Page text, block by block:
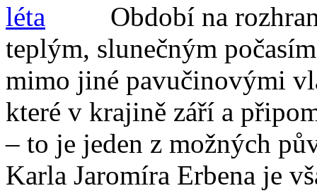
Období na
teplým, slunečným
mimo jiné pavučinovými
které v krajině září a
– to je jeden z možných
Karla Jaromíra Erbena je